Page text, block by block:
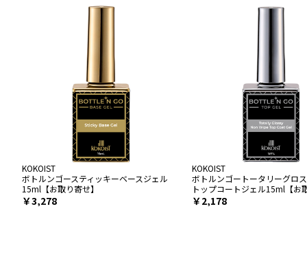
KOKOIST
ボトルンゴースティッキーベースジェル
15ml【お取り寄せ】
￥3,278
KOKOIST
ボトルンゴートータリーグロ
トップコートジェル15ml【お
￥2,178